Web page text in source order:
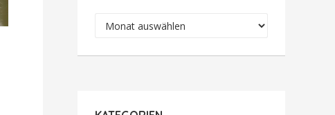
Archiv